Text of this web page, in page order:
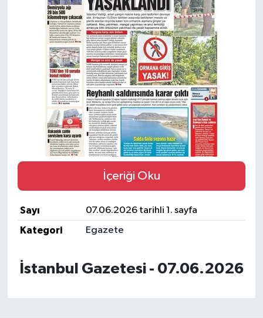
İçeriği Oku
Sayı
07.06.2026 tarihli 1. sayfa
Kategori
Egazete
İstanbul Gazetesi - 07.06.2026
BİLİM VE TEKNOLOJİ
OTOMOBİL
KURUMSAL